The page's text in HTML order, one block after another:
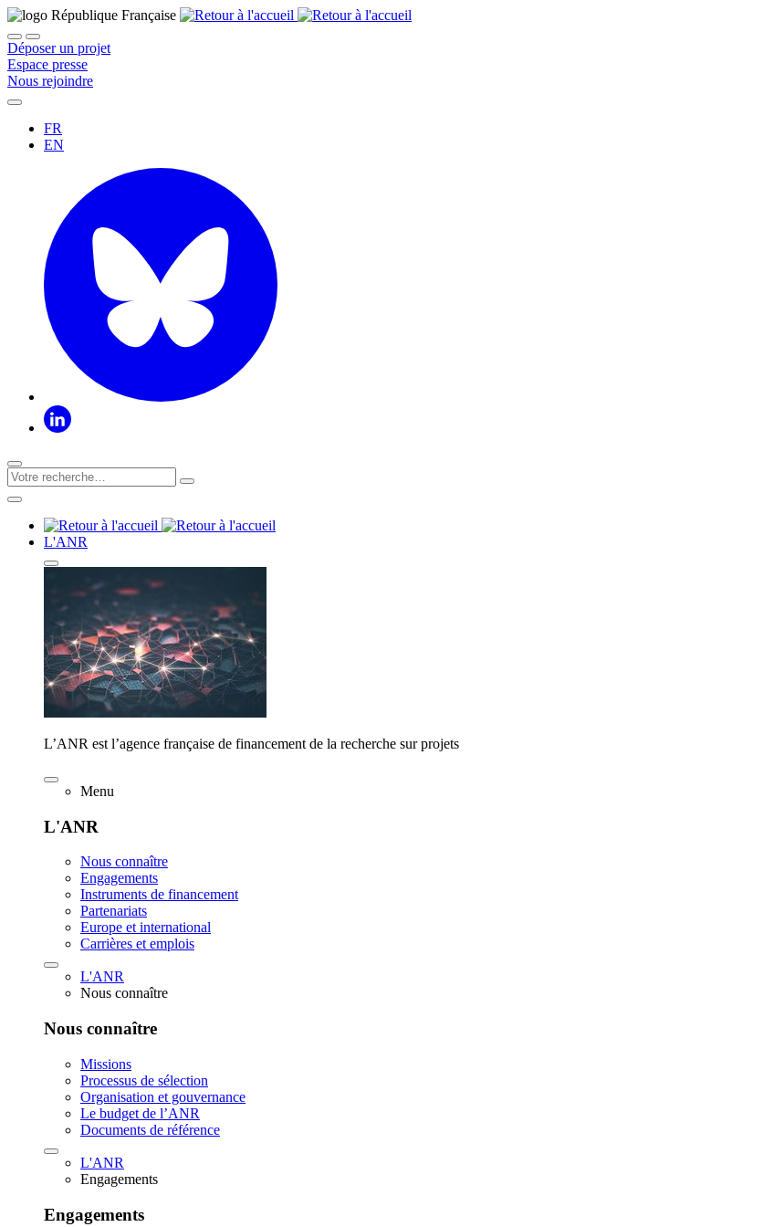
Déposer un projet
Espace presse
Nous rejoindre
FR
EN
L'ANR
L’ANR est l’agence française de financement de la recherche sur projets
Menu
L'ANR
Nous connaître
Engagements
Instruments de financement
Partenariats
Europe et international
Carrières et emplois
L'ANR
Nous connaître
Nous connaître
Missions
Processus de sélection
Organisation et gouvernance
Le budget de l’ANR
Documents de référence
L'ANR
Engagements
Engagements